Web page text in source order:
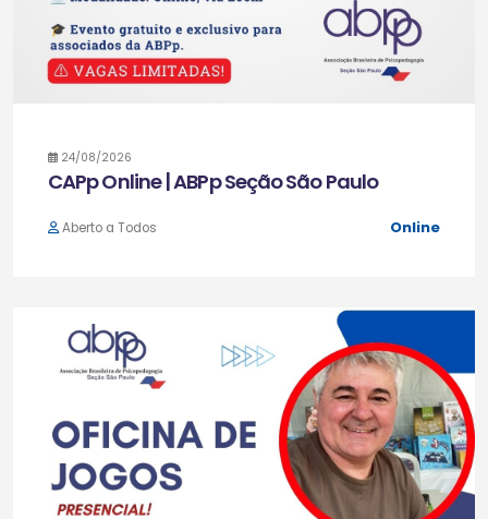
24/08/2026
CAPp Online | ABPp Seção São Paulo
Online
Aberto a Todos